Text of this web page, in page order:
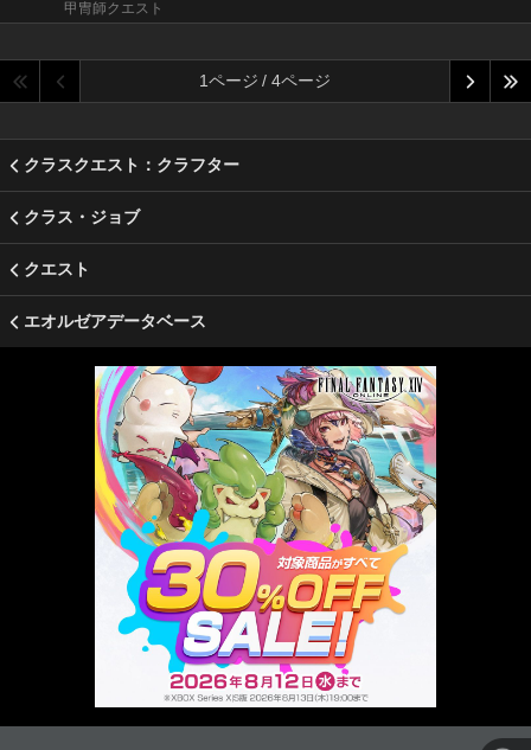
甲冑師クエスト
1ページ / 4ページ
クラスクエスト：クラフター
クラス・ジョブ
クエスト
エオルゼアデータベース